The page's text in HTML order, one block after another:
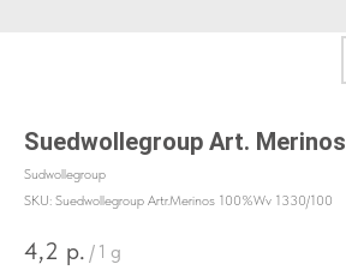
Suedwollegroup Art. Merinos
Sudwollegroup
SKU: Suedwollegroup Artr.Merinos 100%Wv 1330/100
4,2 р. / 1 g